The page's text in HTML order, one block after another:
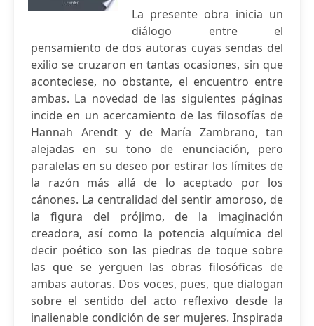
La presente obra inicia un
diálogo entre el
pensamiento de dos autoras cuyas sendas del
exilio se cruzaron en tantas ocasiones, sin que
aconteciese, no obstante, el encuentro entre
ambas. La novedad de las siguientes páginas
incide en un acercamiento de las filosofías de
Hannah Arendt y de María Zambrano, tan
alejadas en su tono de enunciación, pero
paralelas en su deseo por estirar los límites de
la razón más allá de lo aceptado por los
cánones. La centralidad del sentir amoroso, de
la figura del prójimo, de la imaginación
creadora, así como la potencia alquímica del
decir poético son las piedras de toque sobre
las que se yerguen las obras filosóficas de
ambas autoras. Dos voces, pues, que dialogan
sobre el sentido del acto reflexivo desde la
inalienable condición de ser mujeres. Inspirada